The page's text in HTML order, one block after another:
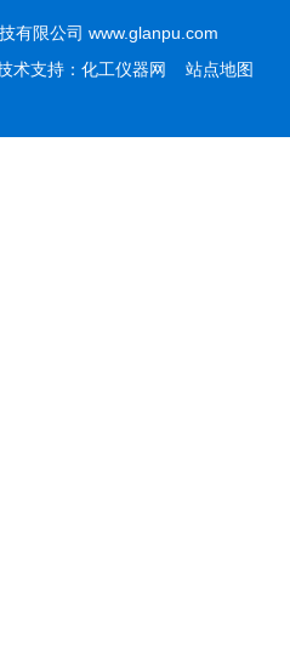
有限公司 www.glanpu.com
支持： 化工仪器网 站点地图